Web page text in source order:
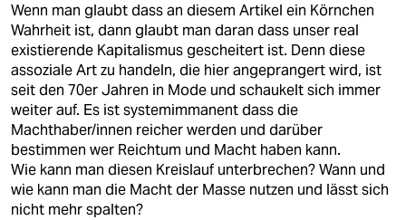
Wenn man glaubt dass an diesem Artikel ein Körnchen
Wahrheit ist, dann glaubt man daran dass unser real
existierende Kapitalismus gescheitert ist. Denn diese
assoziale Art zu handeln, die hier angeprangert wird, ist
seit den 70er Jahren in Mode und schaukelt sich immer
weiter auf. Es ist systemimmanent dass die
Machthaber/innen reicher werden und darüber
bestimmen wer Reichtum und Macht haben kann.
Wie kann man diesen Kreislauf unterbrechen? Wann und
wie kann man die Macht der Masse nutzen und lässt sich
nicht mehr spalten?